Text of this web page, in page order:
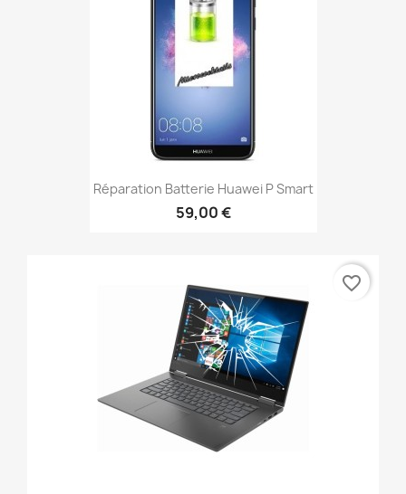
Réparation Batterie Huawei P Smart
59,00 €
favorite_border